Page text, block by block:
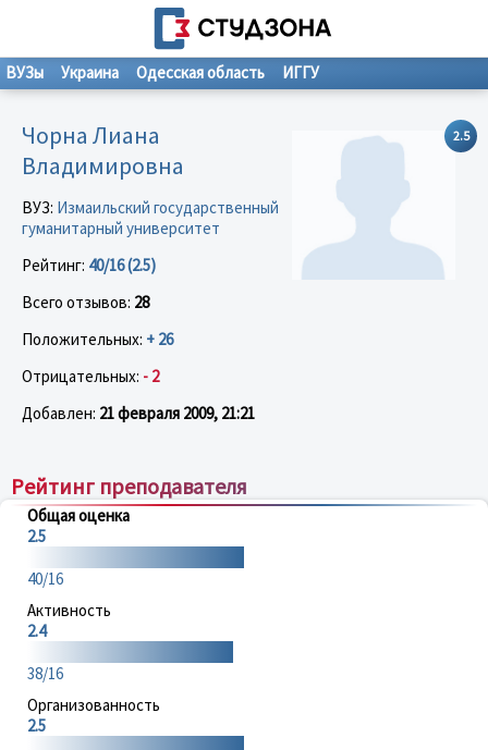
ВУЗы Украина Одесская область ИГГУ
2.5
Чорна Лиана
Владимировна
ВУЗ: Измаильский государственный
гуманитарный университет
Рейтинг: 40/16 (2.5)
Всего отзывов: 28
Положительных: + 26
Отрицательных: - 2
Добавлен: 21 февраля 2009, 21:21
Рейтинг преподавателя
Общая оценка
2.5
40/16
Активность
2.4
38/16
Организованность
2.5